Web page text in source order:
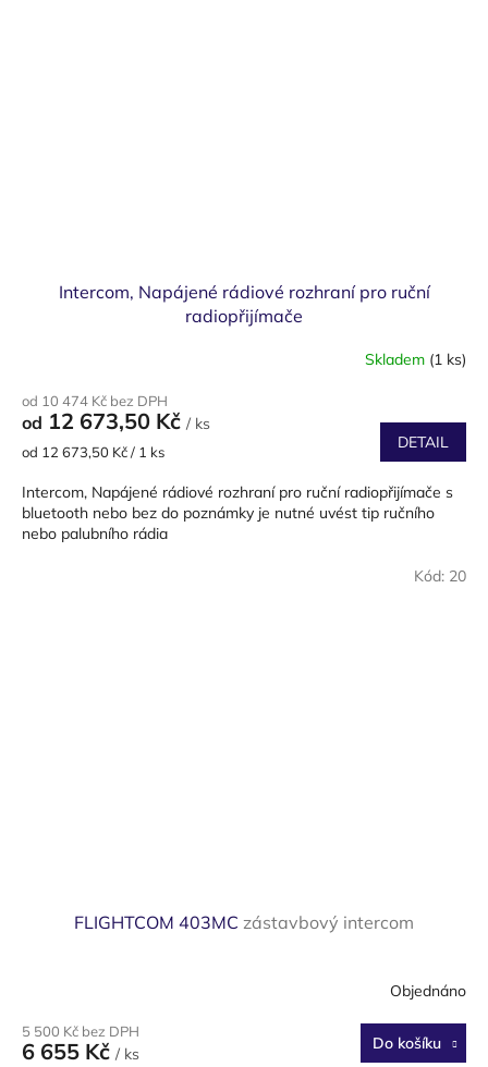
Intercom, Napájené rádiové rozhraní pro ruční
radiopřijímače
Skladem (1 ks)
od 10 474 Kč bez DPH
od 12 673,50 Kč / ks
Měrná
od 12 673,50 Kč / 1 ks DETAIL
Intercom, Napájené rádiové rozhraní pro ruční radiopřijímače s
bluetooth nebo bez do poznámky je nutné uvést tip ručního
nebo palubního rádia
FLIGHTCOM 403MC zástavbový intercom
Objednáno
5 500 Kč bez DPH
6 655 Kč / ks
Do košíku
Kód: 20